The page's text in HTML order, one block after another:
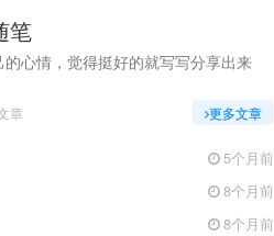
笔
的心情，觉得挺好的就写写分享出来
章 更多文章
5个月前
8个月前
8个月前